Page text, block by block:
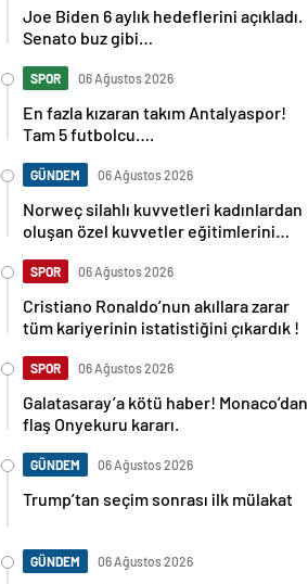
Joe Biden 6 aylık hedeflerini açıkladı.
Senato buz gibi…
SPOR 06 Ağustos 2026
En fazla kızaran takım Antalyaspor!
Tam 5 futbolcu….
GÜNDEM 06 Ağustos 2026
Norweç silahlı kuvvetleri kadınlardan
oluşan özel kuvvetler eğitimlerini
SPOR 06 Ağustos 2026
Cristiano Ronaldo’nun akıllara zarar
tüm kariyerinin istatistiğini çıkardık !
SPOR 06 Ağustos 2026
Galatasaray’a kötü haber! Monaco’dan
flaş Onyekuru kararı.
GÜNDEM 06 Ağustos 2026
Trump’tan seçim sonrası ilk mülakat
GÜNDEM 06 Ağustos 2026